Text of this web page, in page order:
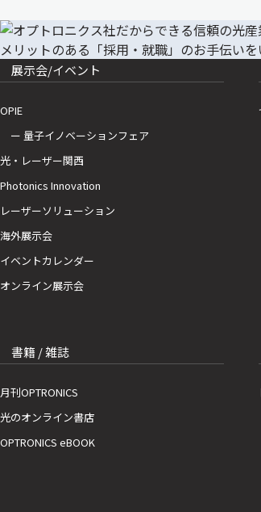
展示会/イベント
OPIE
ー 量子イノベーションフェア
光・レーザー関西
Photonics Innovation
レーザーソリューション
海外展示会
イベントカレンダー
オンライン展示会
書籍 / 雑誌
月刊OPTRONICS
光のオンライン書店
OPTRONICS eBOOK